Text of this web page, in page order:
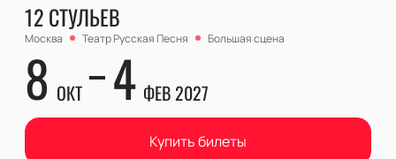
12 СТУЛЬЕВ
Москва Театр Русская Песня Большая сцена
8 ОКТ 4 ФЕВ 2027
Купить билеты